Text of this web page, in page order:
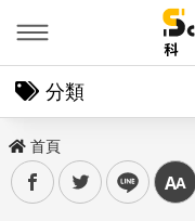
分類
首頁
facebooktwitter line 中